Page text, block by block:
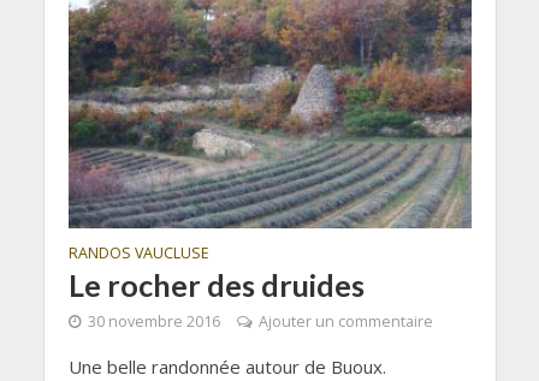
RANDOS VAUCLUSE
Le rocher des druides
30 novembre 2016 Ajouter un commentaire
Une belle randonnée autour de Buoux.